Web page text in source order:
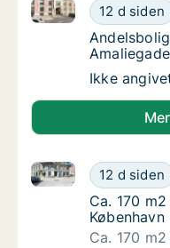
12 d siden
Andelsbolig til salg i
Amaliegade
Ikke
Ca. 170
12 d siden
Ca. 170 m2
Ca. 170
Ca. 170
Ca. 170 m2